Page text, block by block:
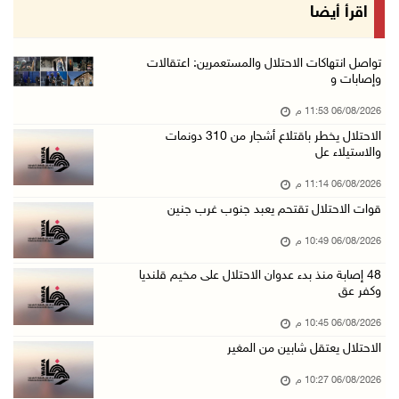
الرئيس يستقبل مجلس بلدية رام الله ويشدد على د ...
جماهير شعبنا تشيع جثمان الشهيد علاء صبيح في ت ...
الاحتلال يوسع حملات الدهم والاعتقال في قلنديا ...
06/آب/2026 08:06 م
الرئيس المصري وملك البحرين يشددان على ضرورة ت ...
رابطة العالم الإسلامي تدين تواصل انتهاكات الا ...
اليونيسف: استشهاد 300 طفل منذ وقف إطلاق النار ...
اقرأ أيضا
تواصل انتهاكات الاحتلال والمستعمرين: اعتقالات
وإصابات و
06/08/2026 11:53 م
الاحتلال يخطر باقتلاع أشجار من 310 دونمات
والاستيلاء عل
06/08/2026 11:14 م
قوات الاحتلال تقتحم يعبد جنوب غرب جنين
06/08/2026 10:49 م
48 إصابة منذ بدء عدوان الاحتلال على مخيم قلنديا
وكفر عق
06/08/2026 10:45 م
الاحتلال يعتقل شابين من المغير
06/08/2026 10:27 م